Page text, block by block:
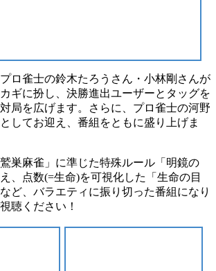
ロ雀士の鈴木たろうさん・小林剛さんが
ギに扮し、決勝進出ユーザーとタッグを
局を広げます。さらに、プロ雀士の河野
してお迎え、番組をともに盛り上げま
巣麻雀」に準じた特殊ルール「明鏡の
、点数(=生命)を可視化した「生命の目
ど、バラエティに振り切った番組になり
聴ください！